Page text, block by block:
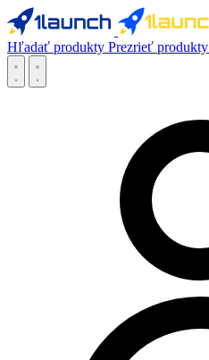
Hľadať produkty Prezrieť produkty